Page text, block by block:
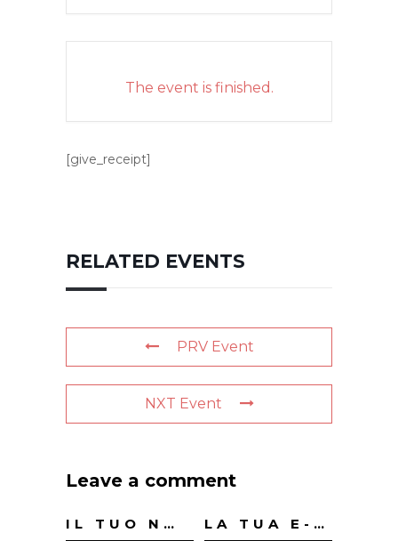
The event is finished.
[give_receipt]
RELATED EVENTS
PRV Event
NXT Event
Leave a comment